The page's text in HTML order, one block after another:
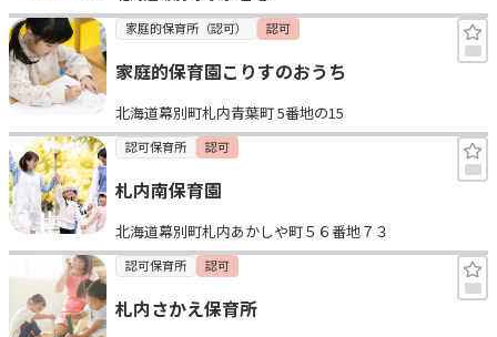
見学日記
メッセージ
おすすめの園
エンクルの特徴と活用方法
コラム
お知らせ
家庭的保育所（認可） 認可
家庭的保育園こりすのおうち
北海道幕別町札内青葉町 5番地の15
認可保育所 認可
札内南保育園
北海道幕別町札内あかしや町５６番地７３
認可保育所 認可
札内さかえ保育所